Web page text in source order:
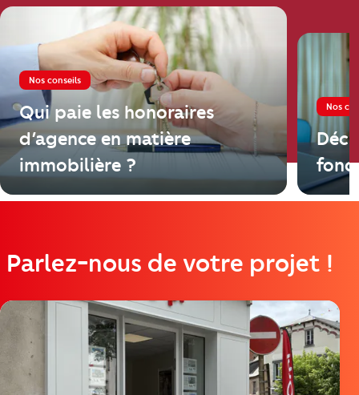
Nos conseils
Qui paie les honoraires
d’agence en matière
immobilière ?
Nos
Parlez-nous de votre projet !
https://cutjhqvjma.cloudimg.io/_prod_/telemaque/